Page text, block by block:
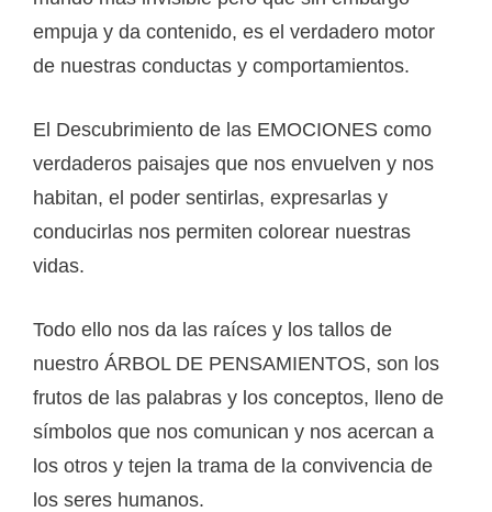
empuja y da contenido, es el verdadero motor
de nuestras conductas y comportamientos.
El Descubrimiento de las EMOCIONES como
verdaderos paisajes que nos envuelven y nos
habitan, el poder sentirlas, expresarlas y
conducirlas nos permiten colorear nuestras
vidas.
Todo ello nos da las raíces y los tallos de
nuestro ÁRBOL DE PENSAMIENTOS, son los
frutos de las palabras y los conceptos, lleno de
símbolos que nos comunican y nos acercan a
los otros y tejen la trama de la convivencia de
los seres humanos.